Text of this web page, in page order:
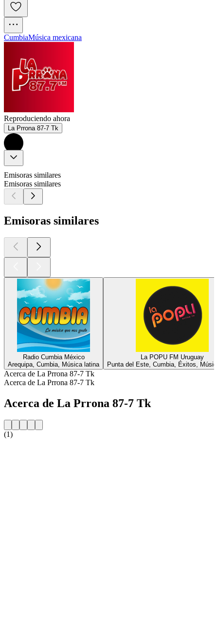
CumbiaMúsica mexicana
Reproduciendo ahora
La Prrona 87-7 Tk
Emisoras similares
Emisoras similares
Emisoras similares
Radio Cumbia México
Arequipa, Cumbia, Música latina
La POPU FM Uruguay
Punta del Este, Cumbia, Éxitos,
Acerca de La Prrona 87-7 Tk
Acerca de La Prrona 87-7 Tk
Acerca de La Prrona 87-7 Tk
(1)